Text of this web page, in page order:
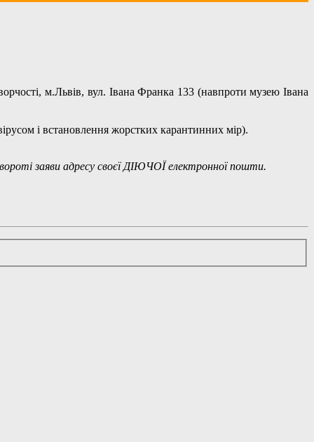
м.Львів, вул. Івана Франка 133 (навпроти музею Івана
і встановлення жорстких карантинних мір).
заяви адресу своєї ДІЮЧОЇ електронної пошти.